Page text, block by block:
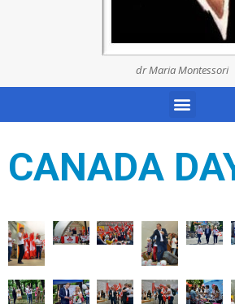
dr Maria Montessori
CANADA